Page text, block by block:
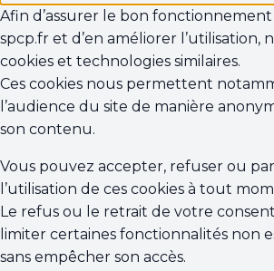
Afin d’assurer le bon
spcp.fr et d’en améliorer l’utilisation,
cookies et technologies similaires.
Ces cookies nous permettent
l’audience du site de manière
son contenu.
Vous pouvez accepter, refuser ou
l’utilisation de ces cookies à tout
Le refus ou le retrait de votre
limiter certaines fonctionnalités non
sans empêcher son accès.